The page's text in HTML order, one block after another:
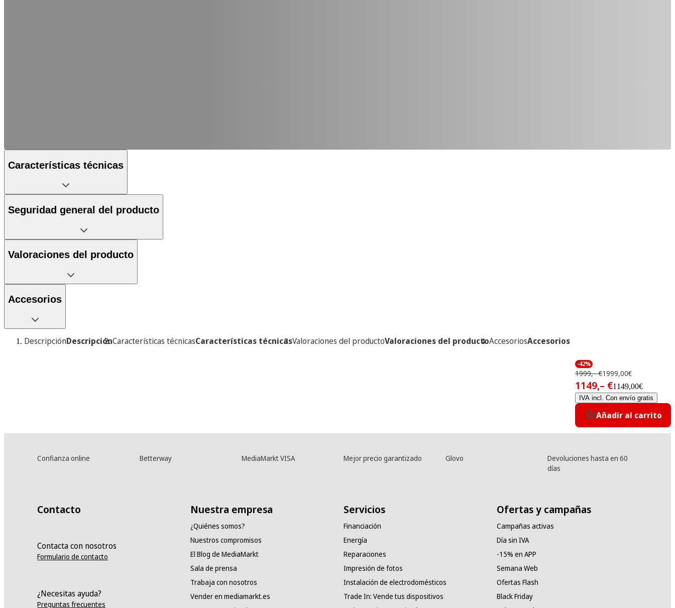
Características técnicas
Seguridad general del producto
Valoraciones del producto
Accesorios
DescripciónDescripciónCaracterísticas técnicasCaracterísticas técnicasValoraciones del productoValoraciones del productoAccesoriosAccesorios
-42%
1999,– €1999,00€
1149,– €1149,00€
IVA incl. Con envío gratis
Añadir al carrito
Confianza online Betterway MediaMarkt VISA Mejor precio garantizado Glovo
Devoluciones hasta en 60
días
Contacto
Contacta con nosotros
Formulario de contacto
¿Necesitas ayuda?
Preguntas frecuentes
Nuestra empresa
¿Quiénes somos?
Nuestros compromisos
El Blog de MediaMarkt
Sala de prensa
Trabaja con nosotros
Vender en mediamarkt.es
Servicios
Financiación
Energía
Reparaciones
Impresión de fotos
Instalación de electrodomésticos
Trade In: Vende tus dispositivos
Ofertas y campañas
Campañas activas
Día sin IVA
-15% en APP
Semana Web
Ofertas Flash
Black Friday